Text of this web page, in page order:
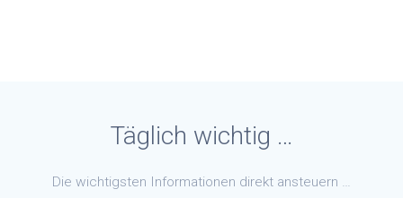
Täglich wichtig …
Die wichtigsten Informationen direkt ansteuern …